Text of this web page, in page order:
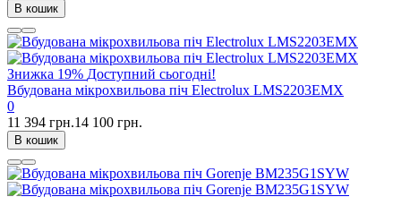
В кошик
Знижка 19% Доступний сьогодні!
Вбудована мікрохвильова піч Electrolux LMS2203EMX
0
11 394 грн.14 100 грн.
В кошик